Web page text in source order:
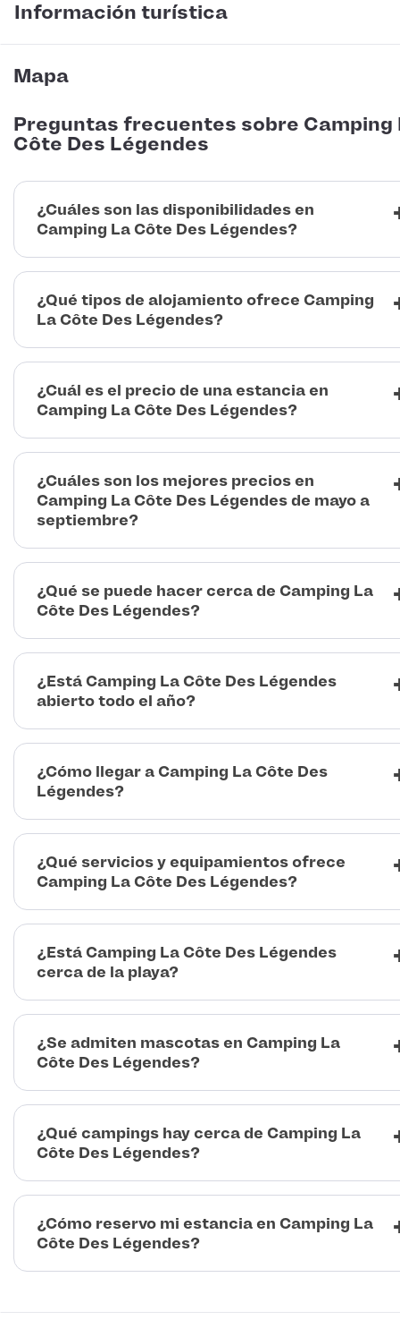
Información turística
Mapa
Preguntas frecuentes sobre Camping
Côte Des Légendes
¿Cuáles son las disponibilidades en
Camping La Côte Des Légendes?
¿Qué tipos de alojamiento ofrece Camping
La Côte Des Légendes?
¿Cuál es el precio de una estancia en
Camping La Côte Des Légendes?
¿Cuáles son los mejores precios en
Camping La Côte Des Légendes de mayo a
septiembre?
¿Qué se puede hacer cerca de Camping La
Côte Des Légendes?
¿Está Camping La Côte Des Légendes
abierto todo el año?
¿Cómo llegar a Camping La Côte Des
Légendes?
¿Qué servicios y equipamientos ofrece
Camping La Côte Des Légendes?
¿Está Camping La Côte Des Légendes
cerca de la playa?
¿Se admiten mascotas en Camping La
Côte Des Légendes?
¿Qué campings hay cerca de Camping La
Côte Des Légendes?
¿Cómo reservo mi estancia en Camping La
Côte Des Légendes?